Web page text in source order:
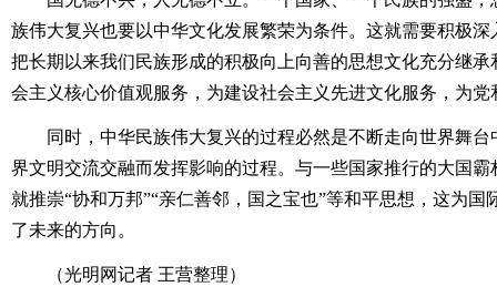
族伟大复兴也要以中华文化发展繁荣为条件。这就需要积极
把长期以来我们民族形成的积极向上向善的思想文化充分继
会主义核心价值观服务，为建设社会主义先进文化服务，为
同时，中华民族伟大复兴的过程必然是不断走向世界舞台
界文明交流交融而发挥影响的过程。与一些国家推行的大国
就推崇“协和万邦”“亲仁善邻，国之宝也”等和平思想，这为
了未来的方向。
（光明网记者 王营整理）